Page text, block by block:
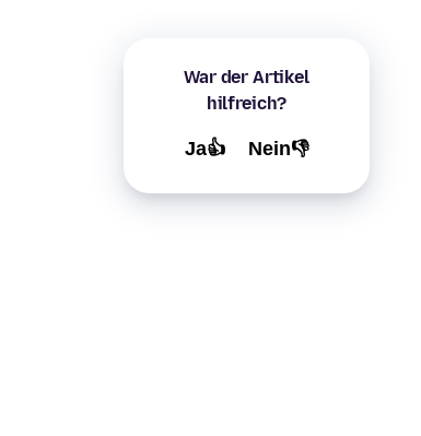
War der Artikel
hilfreich?
Ja👍 Nein👎